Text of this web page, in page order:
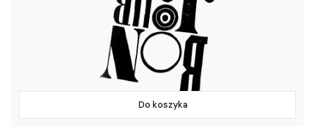
Do koszyka